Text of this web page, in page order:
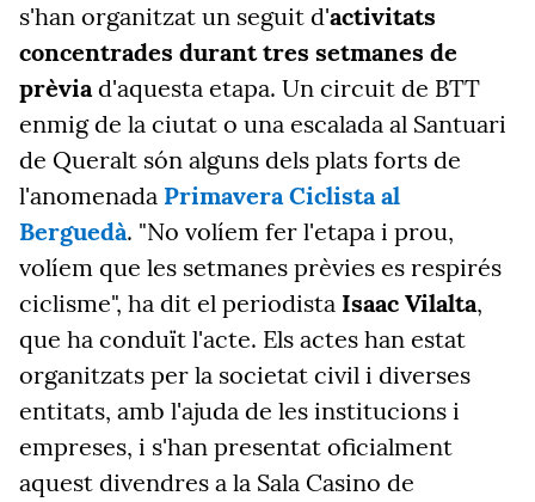
s'han organitzat un seguit d'activitats
concentrades durant tres setmanes de
prèviad'aquesta etapa. Un circuit de BTT
enmig de la ciutat o una escalada al Santuari
de Queralt són alguns dels plats forts de
l'anomenada Primavera Ciclista al
Berguedà. "No volíem fer l'etapa i prou,
volíem que les setmanes prèvies es respirés
ciclisme", ha dit el periodista Isaac Vilalta,
que ha conduït l'acte. Els actes han estat
organitzats per la societat civil i diverses
entitats, amb l'ajuda de les institucions i
empreses, i s'han presentat oficialment
aquest divendres a la Sala Casino de